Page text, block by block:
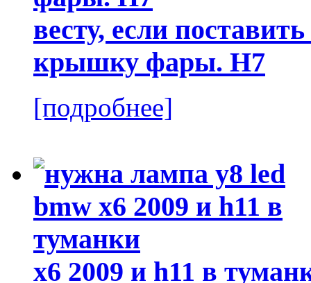
весту, если
крышку фары. H7
[подробнее]
x6 2009 и h11 в